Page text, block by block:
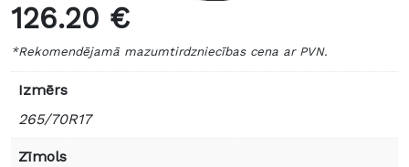
126.20 €
*Rekomendējamā mazumtirdzniecības cena ar PVN.
Izmērs
265/70R17
Zīmols